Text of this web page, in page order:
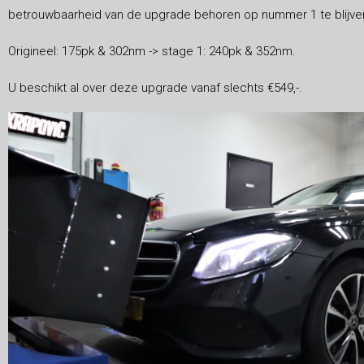
betrouwbaarheid van de upgrade behoren op nummer 1 te
Origineel: 175pk & 302nm -> stage 1: 240pk & 352nm.
U beschikt al over deze upgrade vanaf slechts €549,-.